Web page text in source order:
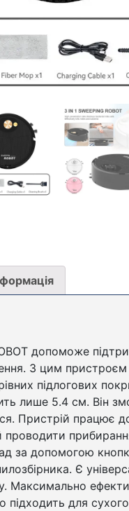
допоможе
З цим пристроєм
підлогових
лише 5.4 см. Він
Пристрій працює
проводити
за допомогою
Є
Максимально
підходить для